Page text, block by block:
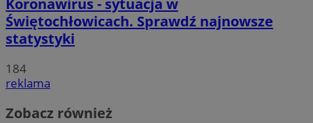
Świętochłowicach. Sprawdź najnowsze
statystyki
184
reklama
Zobacz również